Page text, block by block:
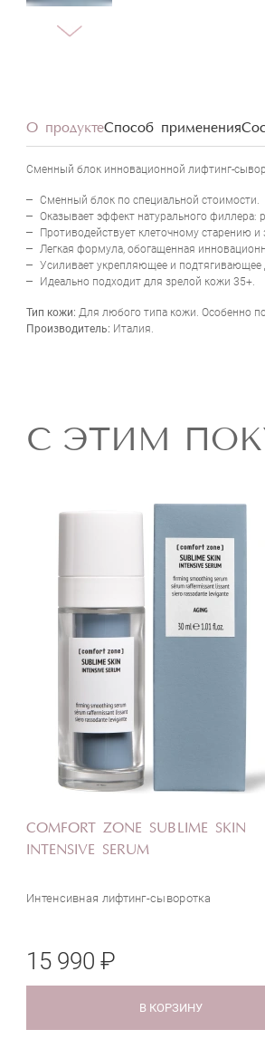
О продуктеСпособ применения
Сменный блок инновационной лифтинг-
Сменный блок по специальной стоимости.
Оказывает эффект натурального филлера:
Противодействует клеточному старению и
Легкая формула, обогащенная
Усиливает укрепляющее и
Идеально подходит для зрелой кожи 35+.
Тип кожи: Для любого типа кожи. Особенно
Производитель: Италия.
С ЭТИМ
COMFORT ZONE SUBLIME SKIN
INTENSIVE SERUM
Интенсивная лифтинг-сыворотка
15 990 ₽
В КОРЗИНУ